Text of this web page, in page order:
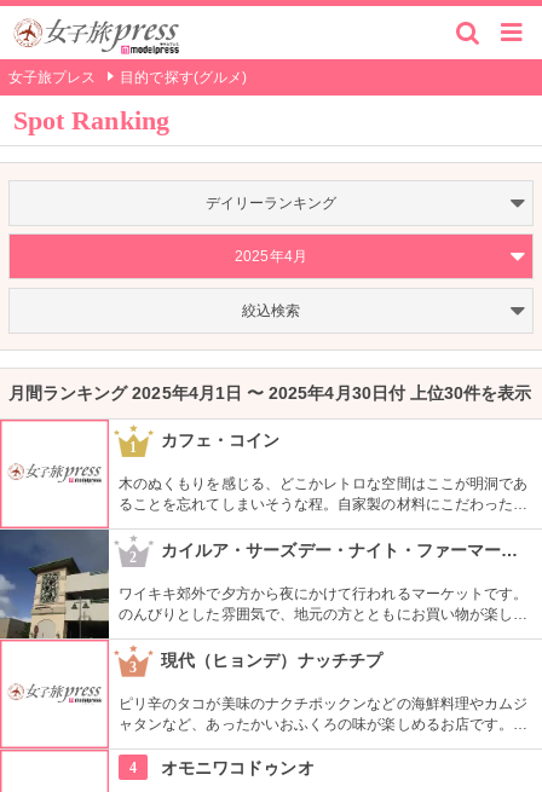
女子旅プレス 目的で探す(グルメ)
Spot Ranking
デイリーランキング
2025年4月
絞込検索
月間ランキング 2025年4月1日 〜 2025年4月30日付 上位30件を表示
1 カフェ・コイン
木のぬくもりを感じる、どこかレトロな空間はここが明洞であ
ることを忘れてしまいそうな程。自家製の材料にこだわったカ
フェメニューを楽しむ事が出来る他、なんといっても店員さん
の「おもてなし」に驚くはず。接客の良さや、お味に、ここは
ホテル？とため息がでてしまうかも。
2 カイルア・サーズデー・ナイト・ファーマーズ・マーケット
ワイキキ郊外で夕方から夜にかけて行われるマーケットです。
のんびりとした雰囲気で、地元の方とともにお買い物が楽しめ
ます。オーガニック野菜やフルーツ、焼きたてのパンなど、ハ
ワイ産のおいしいグルメが勢ぞろい。ちょうど、早めのディナ
ーに利用できそうですね。
3 現代（ヒョンデ）ナッチチプ
ピリ辛のタコが美味のナクチポックンなどの海鮮料理やカムジ
ャタンなど、あったかいおふくろの味が楽しめるお店です。お
ばあちゃん秘伝のソースがおいしさの秘密で、お料理と一緒に
ご飯も止まらなくなってしまいそうです。
4 オモニワコドゥンオ